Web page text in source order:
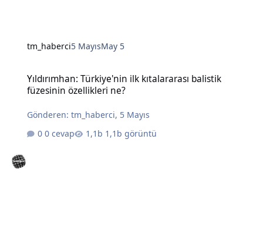
tm_haberci5 MayısMay 5
Yıldırımhan: Türkiye'nin ilk kıtalararası balistik
füzesinin özellikleri ne?
Gönderen:tm_haberci, 5 Mayıs
0 cevap
1,1b görüntü